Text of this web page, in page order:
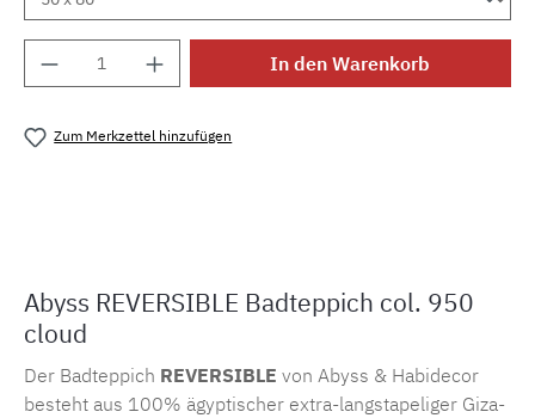
Produkt Anzahl: Gib den gewünschten
In den Warenkorb
Zum Merkzettel hinzufügen
Abyss REVERSIBLE Badteppich col. 950
cloud
Der Badteppich REVERSIBLE von Abyss & Habidecor
besteht aus 100% ägyptischer extra-langstapeliger Giza-